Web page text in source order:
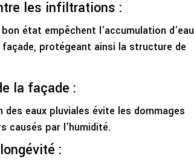
les infiltrations :
état empêchent l’accumulation d’eau
protégeant ainsi la structure de
la façade :
des eaux pluviales évite les dommages
causés par l’humidité.
: